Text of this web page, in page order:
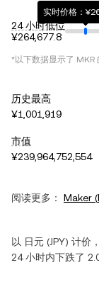
24 小时低位
¥264,677.8
实时价格：
*以下数据显示了 MKR
历史最高
¥1,001,919
市值
¥239,964,752,554
阅读更多： Maker (
以 日元 (JPY) 计价，
24 小时内下跌了